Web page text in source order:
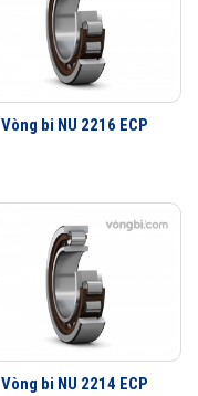
Vòng bi NU 2216 ECP
Vòng bi NU 2214 ECP